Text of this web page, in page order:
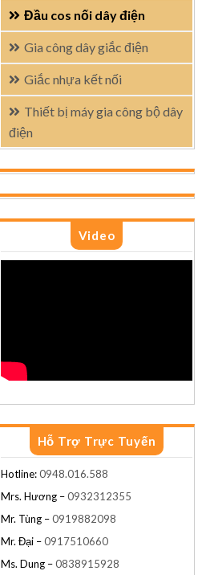
Đầu cos nối dây điện
Gia công dây giắc điện
Giắc nhựa kết nối
Thiết bị máy gia công bộ dây
điện
Video
Hỗ Trợ Trực Tuyến
Hotline:0948.016.588
Mrs. Hương –0932312355
Mr. Tùng –0919882098
Mr. Đại –0917510660
Ms. Dung –0838915928